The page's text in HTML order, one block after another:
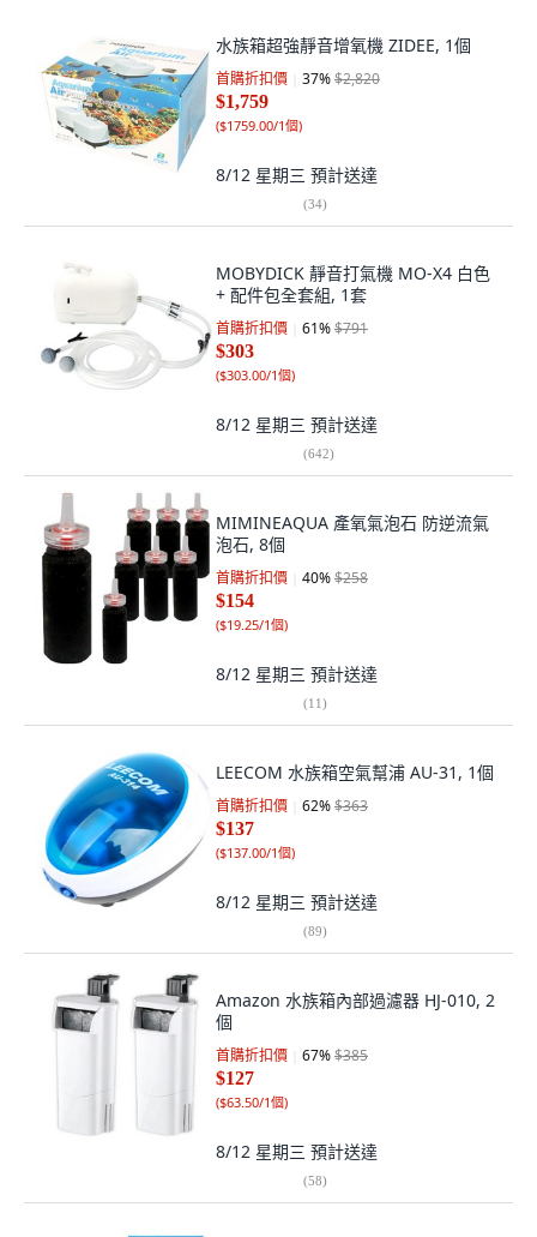
水族箱超強靜音增氧機 ZIDEE, 1個
首購折扣價 37%$2,820
$1,759
($1759.00/1個)
8/12 星期三 預計送達
(34)
MOBYDICK 靜音打氣機 MO-X4 白色
+ 配件包全套組, 1套
首購折扣價 61%$791
$303
($303.00/1個)
8/12 星期三 預計送達
(642)
MIMINEAQUA 產氧氣泡石 防逆流氣
泡石, 8個
首購折扣價 40%$258
$154
($19.25/1個)
8/12 星期三 預計送達
(11)
LEECOM 水族箱空氣幫浦 AU-31, 1個
首購折扣價 62%$363
$137
($137.00/1個)
8/12 星期三 預計送達
(89)
Amazon 水族箱內部過濾器 HJ-010, 2
個
首購折扣價 67%$385
$127
($63.50/1個)
8/12 星期三 預計送達
(58)